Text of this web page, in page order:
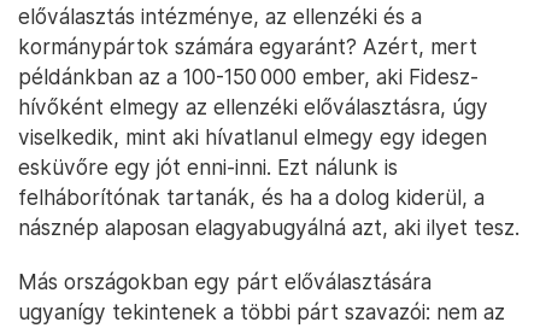
előválasztás intézménye, az ellenzéki és a
kormánypártok számára egyaránt? Azért, mert
példánkban az a 100-150 000 ember, aki Fidesz-
hívőként elmegy az ellenzéki előválasztásra, úgy
viselkedik, mint aki hívatlanul elmegy egy idegen
esküvőre egy jót enni-inni. Ezt nálunk is
felháborítónak tartanák, és ha a dolog kiderül, a
násznép alaposan elagyabugyálná azt, aki ilyet tesz.
Más országokban egy párt előválasztására
ugyanígy tekintenek a többi párt szavazói: nem az